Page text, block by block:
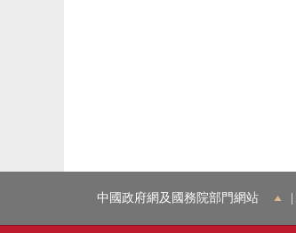
中國政府網及國務院部門網站